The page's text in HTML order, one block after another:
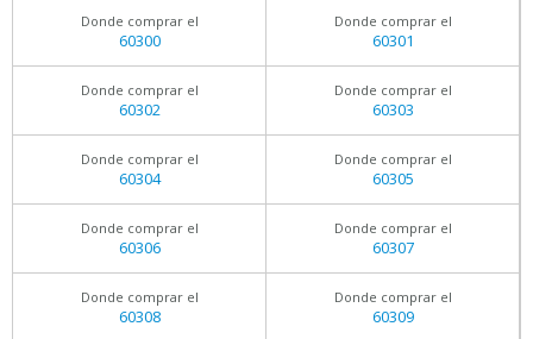
Donde comprar el
60300
Donde comprar el
60301
Donde comprar el
60302
Donde comprar el
60303
Donde comprar el
60304
Donde comprar el
60305
Donde comprar el
60306
Donde comprar el
60307
Donde comprar el
60308
Donde comprar el
60309